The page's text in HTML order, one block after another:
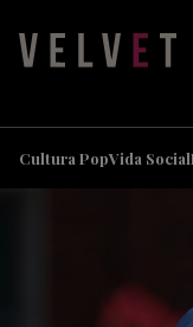
Cultura PopVida Social